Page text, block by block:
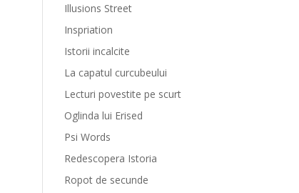
Illusions Street
Inspriation
Istorii incalcite
La capatul curcubeului
Lecturi povestite pe scurt
Oglinda lui Erised
Psi Words
Redescopera Istoria
Ropot de secunde